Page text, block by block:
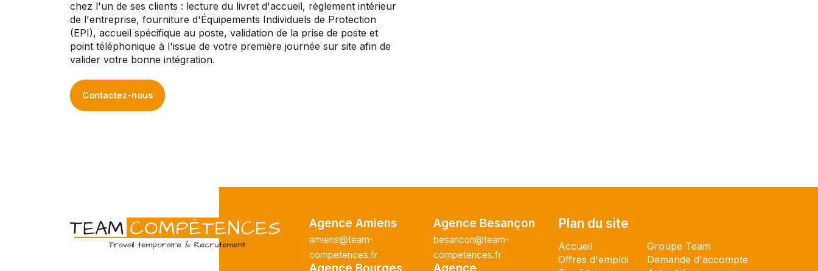
chez l'un de ses clients : lecture du livret d'accueil, règlement intérieur
de l'entreprise, fourniture d'Équipements Individuels de Protection
(EPI), accueil spécifique au poste, validation de la prise de poste et
point téléphonique à l'issue de votre première journée sur site afin de
valider votre bonne intégration.
Contactez-nous
Agence Amiens
amiens@team-
competences.fr
Agence Besançon
besancon@team-
competences.fr
Plan du site
Accueil
Offres d'emploi
Groupe Team
Demande d'accompte